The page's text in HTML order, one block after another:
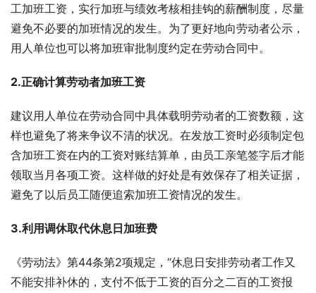
工加班工资，实行加班与绩效考核相挂钩的薪酬制度，尽量
避免不必要的加班情况的发生。为了更好地向劳动者公示，
用人单位也可以将加班审批制度约定在劳动合同中。
2.正确计算劳动者加班工资
建议用人单位在劳动合同中具体载明劳动者的工资数额，这
样也避免了将来争议不清的状况。在发放工资时必须制定包
含加班工资在内的工资对账结算单，由员工亲笔签字后才能
领取当月各项工资。这样做的好处是有效保存了相关证据，
避免了以后员工随便追索加班工资情况的发生。
3.利用调休取代休息日加班费
《劳动法》第44条第2项规定，“休息日安排劳动者工作又
不能安排补休的，支付不低于工资的百分之二百的工资报